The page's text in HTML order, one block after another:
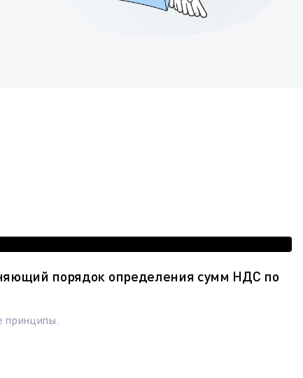
порядок определения сумм НДС по
принципы.